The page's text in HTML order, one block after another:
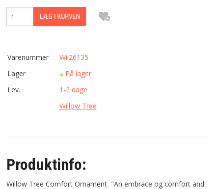
Varenummer
Wil26135
Lager
På lager
Lev.
1-2 dage
Willow Tree
Produktinfo:
Willow Tree Comfort Ornament "An embrace og comfort and